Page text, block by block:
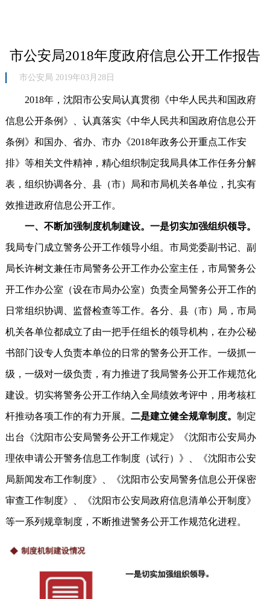
市公安局2018年度政府信息公开工作报告
市公安局 2019年03月28日
2018年，沈阳市公安局认真贯彻《中华人民共和国政府
信息公开条例》、认真落实《中华人民共和国政府信息公开
条例》和国办、省办、市办《2018年政务公开重点工作安
排》等相关文件精神，精心组织制定我局具体工作任务分解
表，组织协调各分、县（市）局和市局机关各单位，扎实有
效推进政府信息公开工作。
一、不断加强制度机制建设。一是切实加强组织领导。
我局专门成立警务公开工作领导小组。市局党委副书记、副
局长许树文兼任市局警务公开工作办公室主任，市局警务公
开工作办公室（设在市局办公室）负责全局警务公开工作的
日常组织协调、监督检查等工作。各分、县（市）局，市局
机关各单位都成立了由一把手任组长的领导机构，在办公秘
书部门设专人负责本单位的日常的警务公开工作。一级抓一
级，一级对一级负责，有力推进了我局警务公开工作规范化
建设。切实将警务公开工作纳入全局绩效考评中，用考核杠
杆推动各项工作的有力开展。 二是建立健全规章制度。 制定
出台《沈阳市公安局警务公开工作规定》《沈阳市公安局办
理依申请公开警务信息工作制度（试行）》、《沈阳市公安
局新闻发布工作制度》、《沈阳市公安局警务信息公开保密
审查工作制度》、《沈阳市公安局政府信息清单公开制度》
等一系列规章制度，不断推进警务公开工作规范化进程。